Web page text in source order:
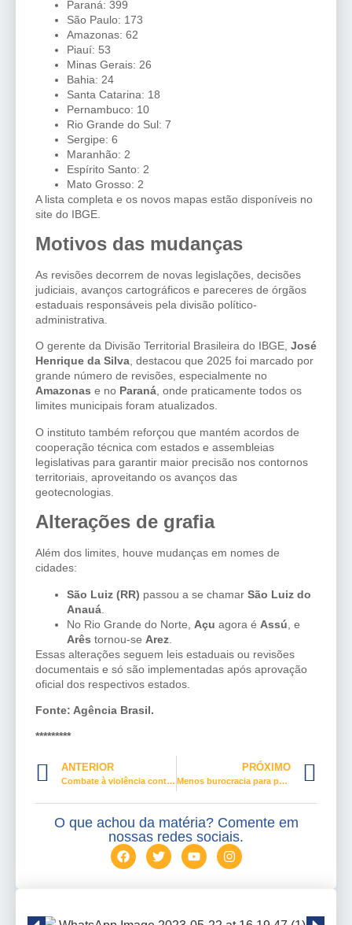
Paraná: 399
São Paulo: 173
Amazonas: 62
Piauí: 53
Minas Gerais: 26
Bahia: 24
Santa Catarina: 18
Pernambuco: 10
Rio Grande do Sul: 7
Sergipe: 6
Maranhão: 2
Espírito Santo: 2
Mato Grosso: 2
A lista completa e os novos mapas estão disponíveis no
site do IBGE.
Motivos das mudanças
As revisões decorrem de novas legislações, decisões
judiciais, avanços cartográficos e pareceres de órgãos
estaduais responsáveis pela divisão político-
administrativa.
O gerente da Divisão Territorial Brasileira do IBGE, José
Henrique da Silva, destacou que 2025 foi marcado por
grande número de revisões, especialmente no
Amazonas e no Paraná, onde praticamente todos os
limites municipais foram atualizados.
O instituto também reforçou que mantém acordos de
cooperação técnica com estados e assembleias
legislativas para garantir maior precisão nos contornos
territoriais, aproveitando os avanços das
geotecnologias.
Alterações de grafia
Além dos limites, houve mudanças em nomes de
cidades:
São Luiz (RR) passou a se chamar São Luiz do
Anauá
No Rio Grande do Norte, Açu agora é Assú , e
Arês tornou-se Arez
Essas alterações seguem leis estaduais ou revisões
documentais e só são implementadas após aprovação
oficial dos respectivos estados.
Fonte: Agência Brasil.
*********
ANTERIOR
Combate à violência contra mulheres entra no currículo da educação básica
PRÓXIMO
Menos burocracia para pagar custas no TST em abril
O que achou da matéria? Comente em
nossas redes sociais.